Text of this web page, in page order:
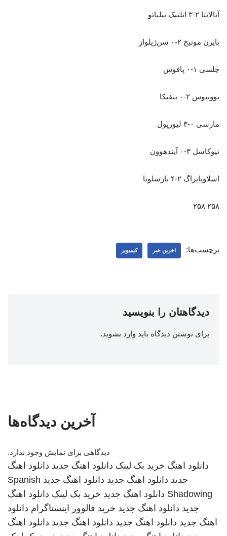
آتالانتا ۲-۳ اتلتیک بیلبائو
بایرن مونیخ ۲-۰ سن‌ژیلواز
چلسی ۱-۰ پافوس
یوونتوس ۲-۰ بنفیکا
مارسی ۰-۳ لیورپول
نیوکاسل ۳-۰ آیندهوون
اسلاویاپراگ ۲-۴ بارسلونا
۲۵۸ ۲۵۸
برچسب‌ها: اخرین خبر کیمیویز
دیدگاهتان را بنویسید
برای نوشتن دیدگاه باید وارد بشوید.
آخرین دیدگاه‌ها
دیدگاهی برای نمایش وجود ندارد.
دانلود اهنگ خرید بک لینک دانلود اهنگ جدید دانلود اهنگ
جدید دانلود اهنگ جدید دانلود اهنگ جدید Spanish
Shadowing دانلود اهنگ جدید خرید بک لینک دانلود اهنگ
جدید دانلود اهنگ جدید خرید فالوور اینستاگرام دانلود
اهنگ جدید دانلود اهنگ جدید دانلود اهنگ جدید دانلود اهنگ